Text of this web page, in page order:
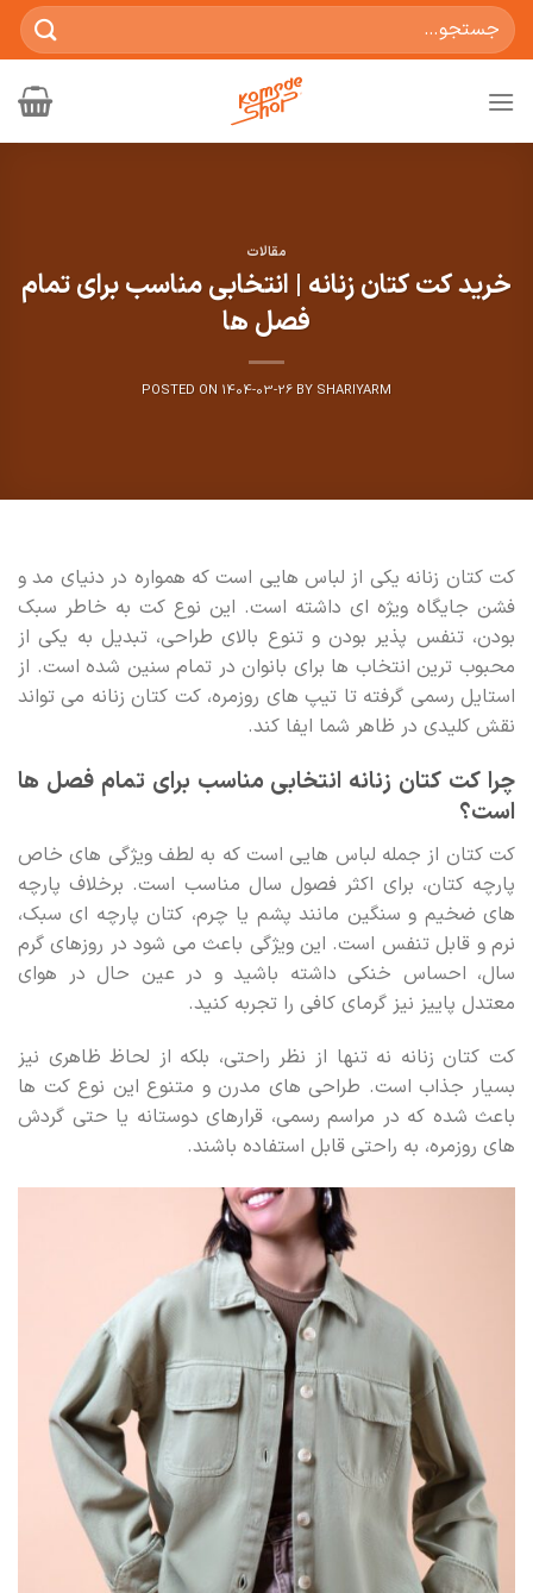
جستجو
برای:
مقالات
خرید کت کتان زنانه | انتخابی مناسب برای تمام
فصل ها
POSTED ON1404-03-26BYSHARIYARM
کت کتان زنانه یکی از لباس هایی است که همواره در دنیای مد و
فشن جایگاه ویژه ای داشته است. این نوع کت به خاطر سبک
بودن، تنفس پذیر بودن و تنوع بالای طراحی، تبدیل به یکی از
محبوب ترین انتخاب ها برای بانوان در تمام سنین شده است. از
استایل رسمی گرفته تا تیپ های روزمره، کت کتان زنانه می تواند
نقش کلیدی در ظاهر شما ایفا کند.
چرا کت کتان زنانه انتخابی مناسب برای تمام فصل ها
است؟
کت کتان از جمله لباس هایی است که به لطف ویژگی های خاص
پارچه کتان، برای اکثر فصول سال مناسب است. برخلاف پارچه
های ضخیم و سنگین مانند پشم یا چرم، کتان پارچه ای سبک،
نرم و قابل تنفس است. این ویژگی باعث می شود در روزهای گرم
سال، احساس خنکی داشته باشید و در عین حال در هوای
معتدل پاییز نیز گرمای کافی را تجربه کنید.
کت کتان زنانه نه تنها از نظر راحتی، بلکه از لحاظ ظاهری نیز
بسیار جذاب است. طراحی های مدرن و متنوع این نوع کت ها
باعث شده که در مراسم رسمی، قرارهای دوستانه یا حتی گردش
های روزمره، به راحتی قابل استفاده باشند.